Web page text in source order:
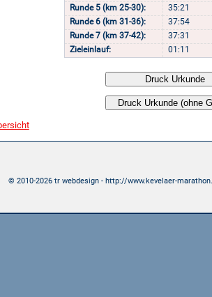
Runde 5 (km 25-30):
35:21
Runde 6 (km 31-36):
37:54
Runde 7 (km 37-42):
37:31
Zieleinlauf:
01:11
© 2010-2026 tr webdesign - http://www.kevelaer-